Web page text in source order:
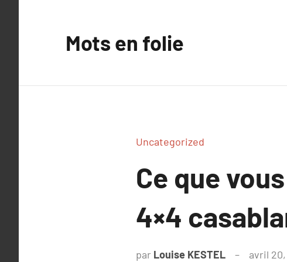
Mots en folie
Uncategorized
Ce que
4×4
par Louise KESTEL avril